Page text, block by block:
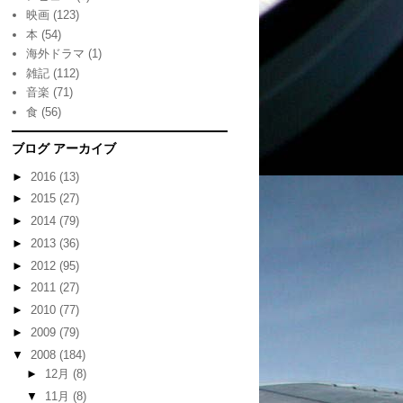
映画 (123)
本 (54)
海外ドラマ (1)
雑記 (112)
音楽 (71)
食 (56)
ブログ アーカイブ
► 2016 (13)
► 2015 (27)
► 2014 (79)
► 2013 (36)
► 2012 (95)
► 2011 (27)
► 2010 (77)
► 2009 (79)
▼ 2008 (184)
► 12月 (8)
▼ 11月 (8)